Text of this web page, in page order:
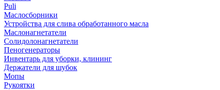
Puli
Маслосборники
Устройства для слива обработанного масла
Маслонагнетатели
Солидолонагнетатели
Пеногенераторы
Инвентарь для уборки, клининг
Держатели для шубок
Мопы
Рукоятки